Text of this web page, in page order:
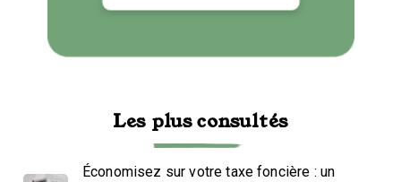
Les plus consultés
Économisez sur votre taxe foncière : un